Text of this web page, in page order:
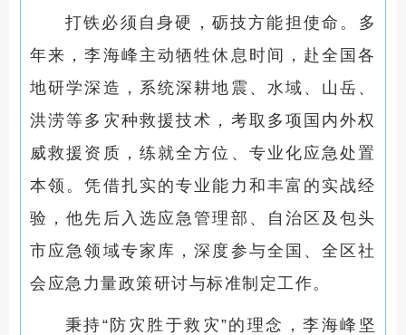
打铁必须自身硬，砺技方能担使命。多
年来，李海峰主动牺牲休息时间，赴全国各
地研学深造，系统深耕地震、水域、山岳、
洪涝等多灾种救援技术，考取多项国内外权
威救援资质，练就全方位、专业化应急处置
本领。凭借扎实的专业能力和丰富的实战经
验，他先后入选应急管理部、自治区及包头
市应急领域专家库，深度参与全国、全区社
会应急力量政策研讨与标准制定工作。
秉持“防灾胜于救灾”的理念，李海峰坚